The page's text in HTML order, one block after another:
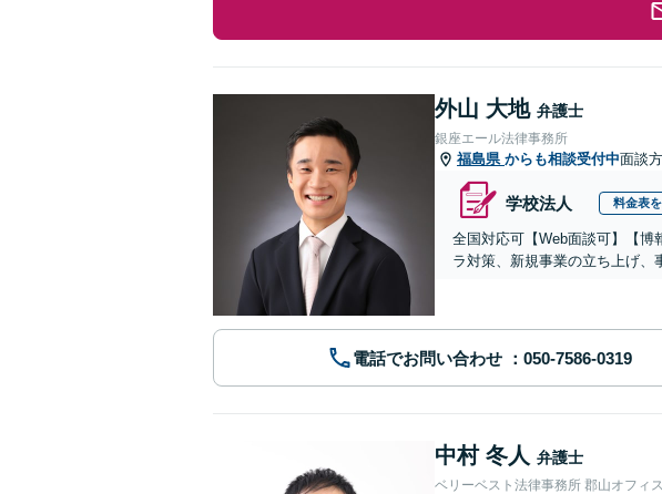
外山 大地 弁護士
銀座エール法律事務所
福島県 からも相談受付中面談
学校法人 料金表
全国対応可【Web面談可】【博
ラ対策、新規事業の立ち上げ、
電話でお問い合わせ
中村 冬人 弁護士
ベリーベスト法律事務所 郡山オフィス